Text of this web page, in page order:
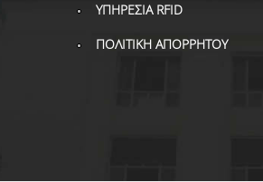
ΥΠΗΡΕΣΙΑ RFID
ΠΟΛΙΤΙΚΗ ΑΠΟΡΡΗΤΟΥ